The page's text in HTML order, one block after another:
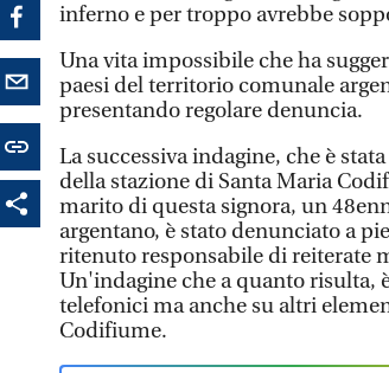
inferno e per troppo avrebbe
Una vita impossibile che ha
paesi del territorio comunale
presentando regolare denuncia.
La successiva indagine, che è
della stazione di Santa Maria
marito di questa signora, un
argentano, è stato denunciato a
ritenuto responsabile di reiterate
Un'indagine che a quanto risulta,
telefonici ma anche su altri
Codifiume.